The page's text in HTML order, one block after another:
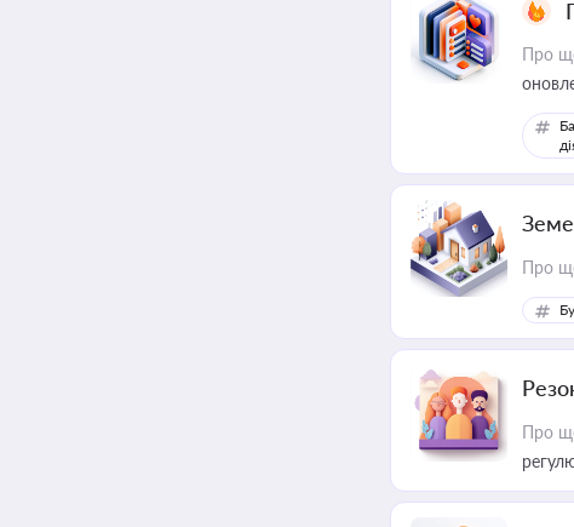
Про
Про
Про